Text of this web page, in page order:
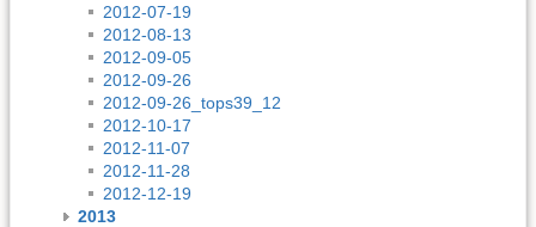
2012-07-19
2012-08-13
2012-09-05
2012-09-26
2012-09-26_tops39_12
2012-10-17
2012-11-07
2012-11-28
2012-12-19
2013